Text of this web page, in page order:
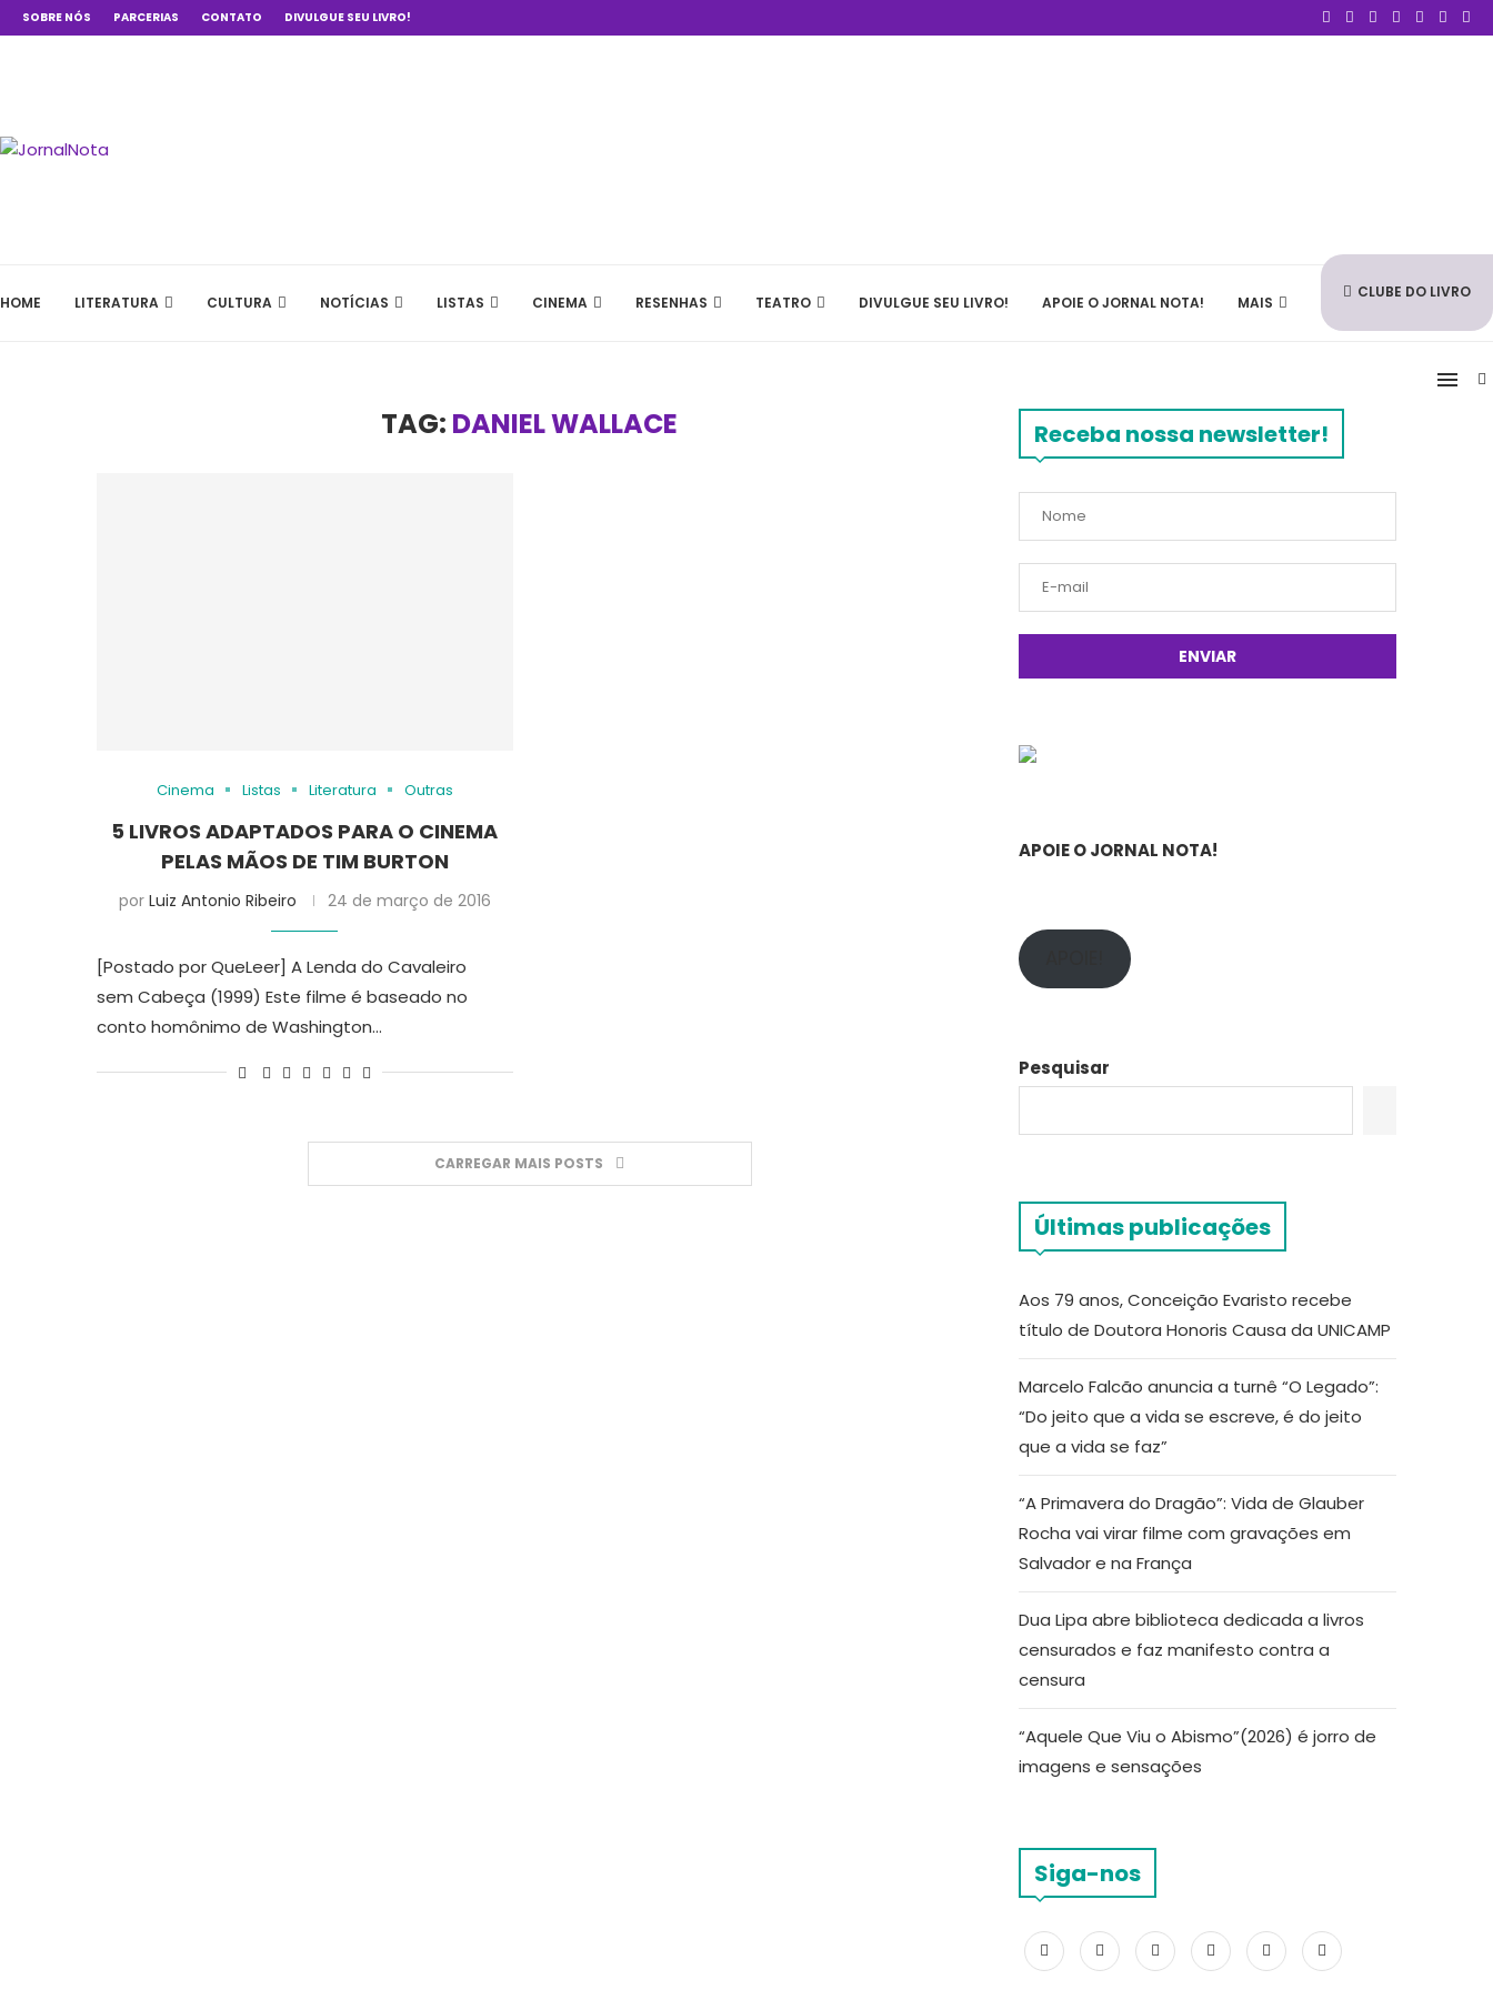
SOBRE NÓS PARCERIAS CONTATO DIVULGUE SEU LIVRO!
HOME LITERATURA CULTURA NOTÍCIAS LISTAS CINEMA RESENHAS TEATRO DIVULGUE SEU LIVRO! APOIE O JORNAL NOTA! MAIS
CLUBE DO LIVRO
TAG: DANIEL WALLACE
Cinema Listas Literatura Outras
5 LIVROS ADAPTADOS PARA O CINEMA
PELAS MÃOS DE TIM BURTON
por Luiz Antonio Ribeiro 24 de março de 2016
[Postado por QueLeer] A Lenda do Cavaleiro
sem Cabeça (1999) Este filme é baseado no
conto homônimo de Washington…
CARREGAR MAIS POSTS
Receba nossa newsletter!
APOIE O JORNAL NOTA!
Pesquisar
Últimas publicações
Aos 79 anos, Conceição Evaristo recebe
título de Doutora Honoris Causa da UNICAMP
Marcelo Falcão anuncia a turnê “O Legado”:
“Do jeito que a vida se escreve, é do jeito
que a vida se faz”
“A Primavera do Dragão”: Vida de Glauber
Rocha vai virar filme com gravações em
Salvador e na França
Dua Lipa abre biblioteca dedicada a livros
censurados e faz manifesto contra a
censura
“Aquele Que Viu o Abismo”(2026) é jorro de
imagens e sensações
Siga-nos